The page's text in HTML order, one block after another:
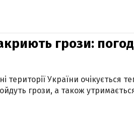
грози:
України очікується
грози, а також